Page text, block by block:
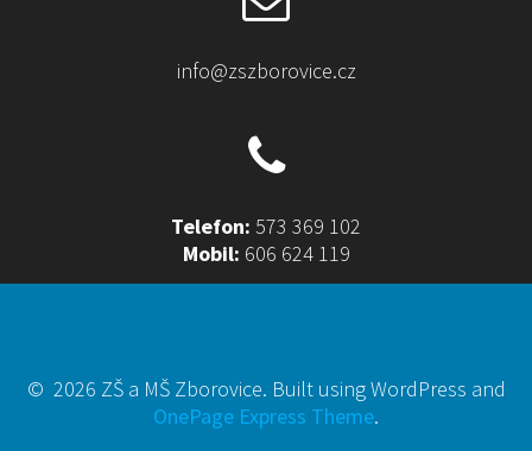
info@zszborovice.cz
Telefon: 573 369 102
Mobil: 606 624 119
© 2026 ZŠ a MŠ Zborovice. Built using WordPress and
OnePage Express Theme.